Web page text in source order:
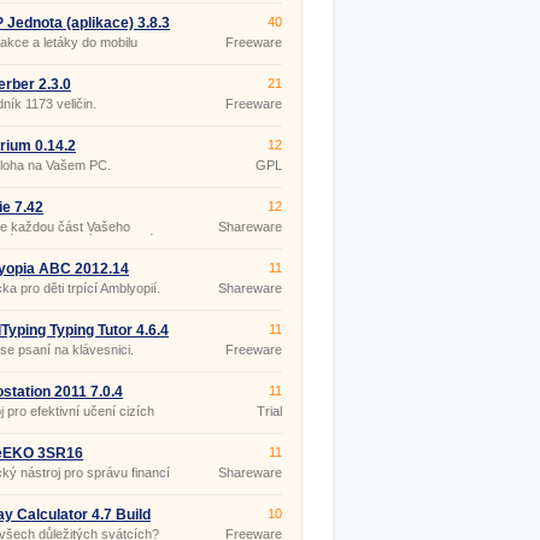
Jednota (aplikace) 3.8.3
a letáky do mobilu
40
Freeware
2.3.0
1173 veličin.
21
Freeware
0.14.2
na Vašem PC.
12
GPL
7.42
každou část Vašeho
sportovního a silového
12
Shareware
ABC 2012.14
pro děti trpící Amblyopií.
11
Shareware
Typing Tutor 4.6.4
psaní na klávesnici.
11
Freeware
2011 7.0.4
pro efektivní učení cizích
11
Trial
3SR16
nástroj pro správu financí
11
Shareware
Calculator 4.7 Build
důležitých svátcích?
10
Freeware